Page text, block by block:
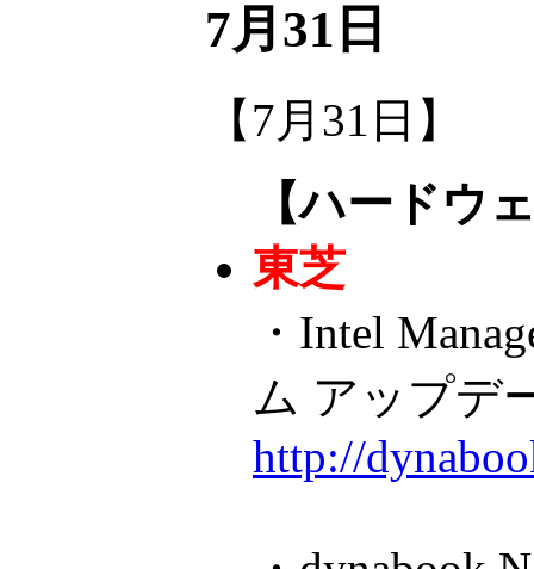
7月31日
【7月31日】
【ハードウ
東芝
・Intel
ム アップデ
http://